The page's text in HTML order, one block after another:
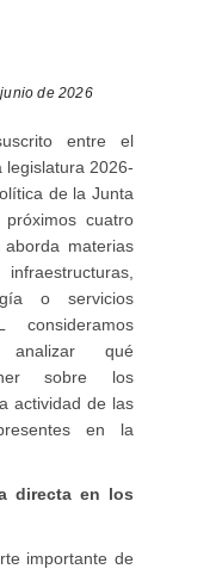
de 2026
entre el
legislatura 2026-
de la Junta
cuatro
materias
o servicios
consideramos
analizar qué
sobre los
actividad de las
en la
directa en los
importante de